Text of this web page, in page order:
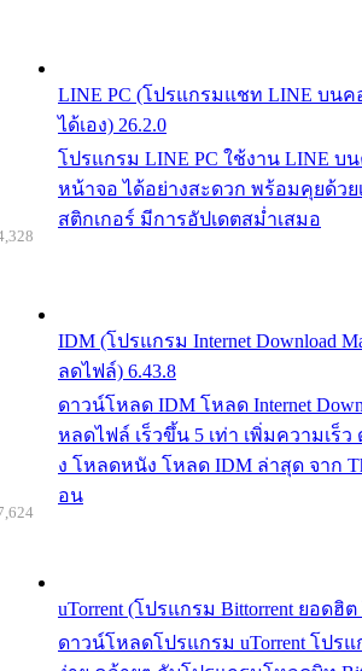
LINE PC (โปรแกรมแชท LINE บนค
ได้เอง) 26.2.0
โปรแกรม LINE PC ใช้งาน LINE บ
หน้าจอ ได้อย่างสะดวก พร้อมคุยด้วย
สติกเกอร์ มีการอัปเดตสม่ำเสมอ
IDM (โปรแกรม Internet Download
ลดไฟล์) 6.43.8
ดาวน์โหลด IDM โหลด Internet
หลดไฟล์ เร็วขึ้น 5 เท่า เพิ่มความเร็
ง โหลดหนัง โหลด IDM ล่าสุด จาก
อน
uTorrent (โปรแกรม Bittorrent ยอดฮิ
ดาวน์โหลดโปรแกรม uTorrent โปรแ